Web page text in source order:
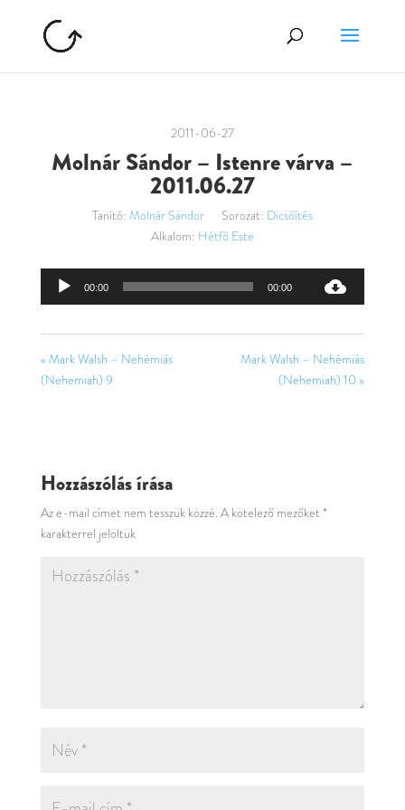
2011-06-27
Molnár Sándor – Istenre várva –
2011.06.27
Tanító: Molnár Sándor Sorozat: Dicsőítés
Alkalom: Hétfő Este
Audió
00:00 00:00
« Mark Walsh – Nehémiás
(Nehemiah) 9
Mark Walsh – Nehémiás
(Nehemiah) 10 »
Hozzászólás írása
Az e-mail címet nem tesszük közzé. A kötelező mezőket *
karakterrel jelöltük